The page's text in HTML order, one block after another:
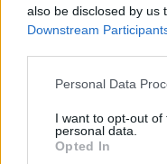
also be disclosed by us
Downstream
Please note that this
not limited to your visit
grant or deny consent
use your data for
Personal Data
I want to opt-out
personal data.
Opted In
Sven Bakker · 8 aug 2026
CRYPTOVALUTA